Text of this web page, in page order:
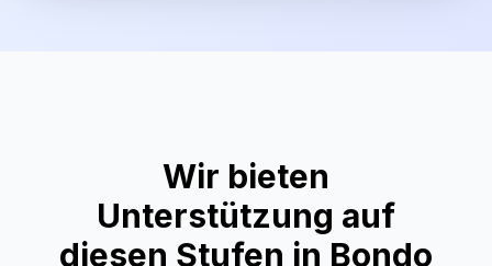
Wir bieten
Unterstützung auf
diesen Stufen in Bondo